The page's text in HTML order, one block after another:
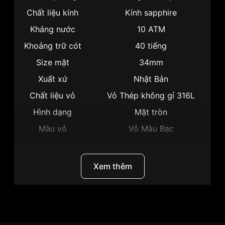
Chất liệu kính
Kính sapphire
Kháng nước
10 ATM
Khoảng trữ cót
40 tiếng
Size mặt
34mm
Xuất xứ
Nhật Bản
Chất liệu vỏ
Vỏ Thép không gỉ 316L
Hình dạng
Mặt tròn
Màu vỏ
Vỏ Màu Bạc
Hở tim lộ đáy, Giờ, Phút, Giây
11mm
Xem thêm